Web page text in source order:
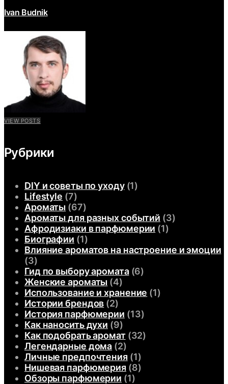
Ivan Budnik
VIEW POSTS
Рубрики
DIY и советы по уходу(1)
Lifestyle (7)
Ароматы (67)
Ароматы для разных событий (3)
Афродизиаки в парфюмерии (1)
Биографии (1)
Влияние ароматов на настроение и эмоции
(3)
Гид по выбору аромата(6)
Женские ароматы (4)
Использование и хранение (1)
Истории брендов (2)
История парфюмерии (13)
Как наносить духи (9)
Как подобрать аромат(32)
Легендарные дома (2)
Личные предпочтения(1)
Нишевая парфюмерия(8)
Обзоры парфюмерии (1)